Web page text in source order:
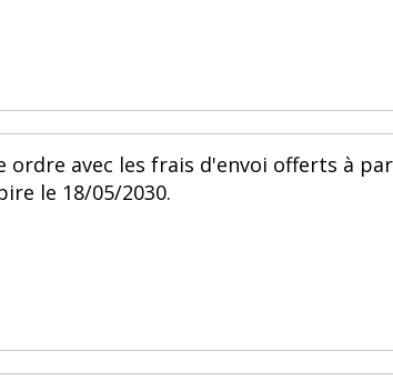
ordre avec les frais d'envoi offerts à
le 18/05/2030.